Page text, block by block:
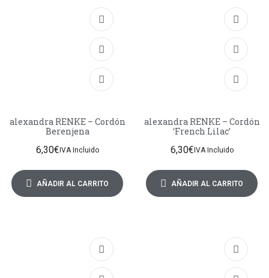
alexandra RENKE – Cordón
Berenjena
6,30€IVA Incluido
AÑADIR AL CARRITO
alexandra RENKE – Cordón
‘French Lilac’
6,30€IVA Incluido
AÑADIR AL CARRITO